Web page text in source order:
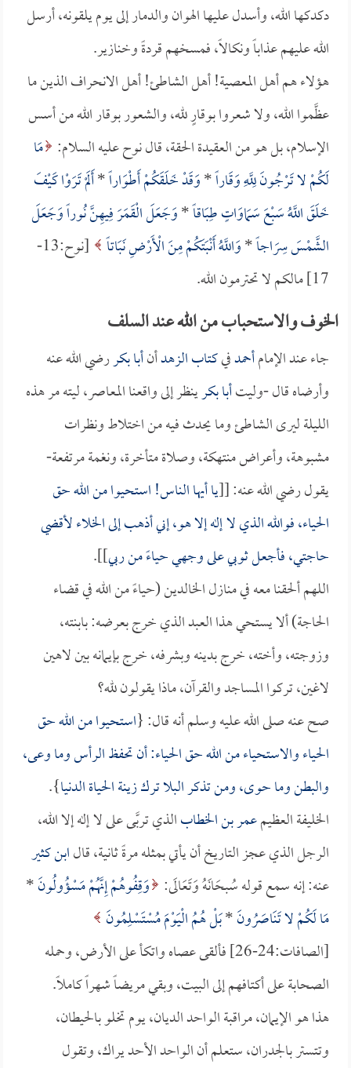
دكدكها الله، وأسدل عليها الهوان والدمار إلى يوم يلقونه، أرسل
الله عليهم عذاباً ونكالاً، فمسخهم قردةً وخنازير.
هؤلاء هم أهل المعصية! أهل الشاطئ! أهل الانحراف الذين ما
عظَّموا الله، ولا شعروا بوقارٍ لله، والشعور بوقار الله من أسس
الإسلام، بل هو من العقيدة الحقة، قال نوح عليه السلام: مَا
لَكُمْ لا تَرْجُونَ لِلَّهِ وَقَاراً*وَقَدْ خَلَقَكُمْ أَطْوَاراً*أَلَمْ تَرَوْا كَيْفَ
خَلَقَ اللَّهُ سَبْعَ سَمَاوَاتٍ طِبَاقاً*وَجَعَلَ الْقَمَرَ فِيهِنَّ نُوراً وَجَعَلَ
الشَّمْسَ سِرَاجاً*وَاللَّهُ أَنْبَتَكُمْ مِنَ الْأَرْضِ نَبَاتاً
[نوح:13-
17] مالكم لا تحترمون الله.
الخوف والاستحباب من الله عند السلف
جاء عند الإمامأحمدفيكتاب الزهدأنأبا بكررضي الله عنه
وأرضاه قال -وليتأبا بكرينظر إلى واقعنا المعاصر، ليته مر هذه
الليلة ليرى الشاطئ وما يحدث فيه من اختلاط ونظرات
مشبوهة، وأعراض منتهكة، وصلاة متأخرة، ونغمة مرتفعة-
يقول رضي الله عنه: [[يا أيها الناس! استحيوا من الله حق
الحياء، فوالله الذي لا إله إلا هو، إني أذهب إلى الخلاء لأقضي
حاجتي، فأجعل ثوبي على وجهي حياءً من ربي]].
اللهم ألحقنا معه في منازل الخالدين (حياءً من الله في قضاء
الحاجة) ألا يستحي هذا العبد الذي خرج بعرضه: بابنته،
وزوجته، وأخته، خرج بدينه وبشرفه، خرج بإيمانه بين لاهين
لاغين، تركوا المساجد والقرآن، ماذا يقولون لله؟
صح عنه صلى الله عليه وسلم أنه قال: {استحيوا من الله حق
الحياء والاستحياء من الله حق الحياء: أن تحفظ الرأس وما وعى،
والبطن وما حوى، ومن تذكر البلا ترك زينة الحياة الدنيا}.
الخليفة العظيمعمر بن الخطابالذي تربَّى على لا إله إلا الله،
الرجل الذي عجز التاريخ أن يأتي بمثله مرةً ثانية، قالابن كثير
عنه: إنه سمع قوله سُبحَانَهُ وَتَعَالَى: وَقِفُوهُمْ إِنَّهُمْ مَسْؤُولُونَ*
مَا لَكُمْ لا تَنَاصَرُونَ*بَلْ هُمُ الْيَوْمَ مُسْتَسْلِمُونَ
[الصافات:24-26] فألقى عصاه واتكأ على الأرض، وحمله
الصحابة على أكتافهم إلى البيت، وبقي مريضاً شهراً كاملاً.
هذا هو الإيمان، مراقبة الواحد الديان، يوم تخلو بالحيطان،
وتتستر بالجدران، ستعلم أن الواحد الأحد يراك، وتقول